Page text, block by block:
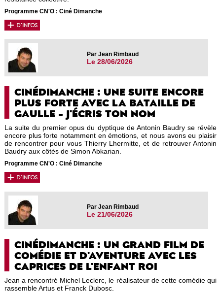
Programme CN'O : Ciné Dimanche
Par Jean Rimbaud
Le 28/06/2026
CINÉDIMANCHE : UNE SUITE ENCORE
PLUS FORTE AVEC LA BATAILLE DE
GAULLE - J'ÉCRIS TON NOM
La suite du premier opus du dyptique de Antonin Baudry se révèle
encore plus forte notamment en émotions, et nous avons eu plaisir
de rencontrer pour vous Thierry Lhermitte, et de retrouver Antonin
Baudry aux côtés de Simon Abkarian.
Programme CN'O : Ciné Dimanche
Par Jean Rimbaud
Le 21/06/2026
CINÉDIMANCHE : UN GRAND FILM DE
COMÉDIE ET D'AVENTURE AVEC LES
CAPRICES DE L'ENFANT ROI
Jean a rencontré Michel Leclerc, le réalisateur de cette comédie qui
rassemble Artus et Franck Dubosc.